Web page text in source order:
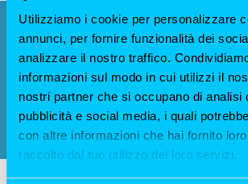
Utilizziamo i cookie per personalizzare
annunci, per fornire funzionalità dei
analizzare il nostro traffico.
informazioni sul modo in cui utilizzi il
nostri partner che si occupano di analisi
pubblicità e social media, i quali
con altre informazioni che hai fornito
raccolto dal tuo utilizzo dei loro servizi.
Prenota il tuo tavolo
un'esperienza di
PRENOTA ORA